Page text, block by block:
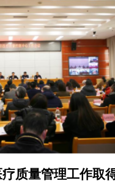
质量管理工作取